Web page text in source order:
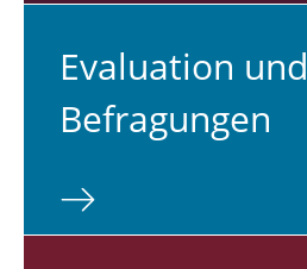
Evaluation und
Befragungen